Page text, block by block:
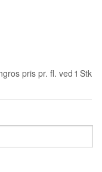
pris pr. fl. ved1 Stk